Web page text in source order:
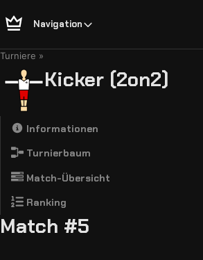
Navigation
Turniere
Kicker (2on2)
Informationen
Turnierbaum
Match-Übersicht
Ranking
Match #5